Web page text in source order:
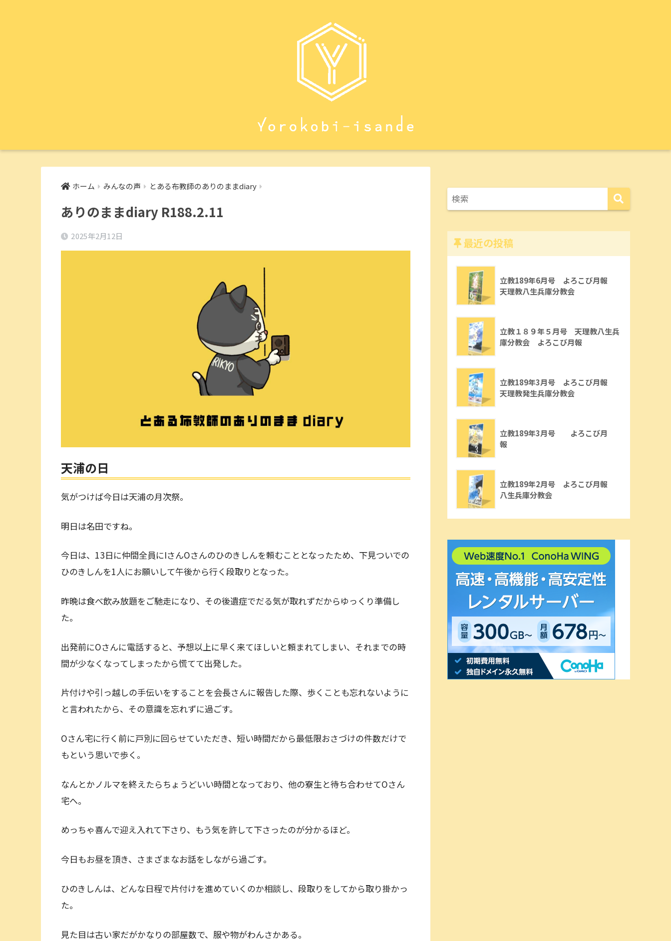
ホーム みんなの声 とある布教師のありのままdiary
ありのままdiary R188.2.11
2025年2月12日
天浦の日
気がつけば今日は天浦の月次祭。
明日は名田ですね。
今日は、13日に仲間全員にIさんOさんのひのきしんを頼むこととなったため、下見ついでの
ひのきしんを1人にお願いして午後から行く段取りとなった。
昨晩は食べ飲み放題をご馳走になり、その後遺症でだる気が取れずだからゆっくり準備し
た。
出発前にOさんに電話すると、予想以上に早く来てほしいと頼まれてしまい、それまでの時
間が少なくなってしまったから慌てて出発した。
片付けや引っ越しの手伝いをすることを会長さんに報告した際、歩くことも忘れないように
と言われたから、その意識を忘れずに過ごす。
Oさん宅に行く前に戸別に回らせていただき、短い時間だから最低限おさづけの件数だけで
もという思いで歩く。
なんとかノルマを終えたらちょうどいい時間となっており、他の寮生と待ち合わせてOさん
宅へ。
めっちゃ喜んで迎え入れて下さり、もう気を許して下さったのが分かるほど。
今日もお昼を頂き、さまざまなお話をしながら過ごす。
ひのきしんは、どんな日程で片付けを進めていくのか相談し、段取りをしてから取り掛かっ
た。
見た目は古い家だがかなりの部屋数で、服や物がわんさかある。
最近の投稿
立教189年6月号 よろこび月報
天理教八生兵庫分教会
立教１８９年５月号 天理教八生兵
庫分教会 よろこび月報
立教189年3月号 よろこび月報
天理教発生兵庫分教会
立教189年3月号 よろこび月
報
立教189年2月号 よろこび月報
八生兵庫分教会